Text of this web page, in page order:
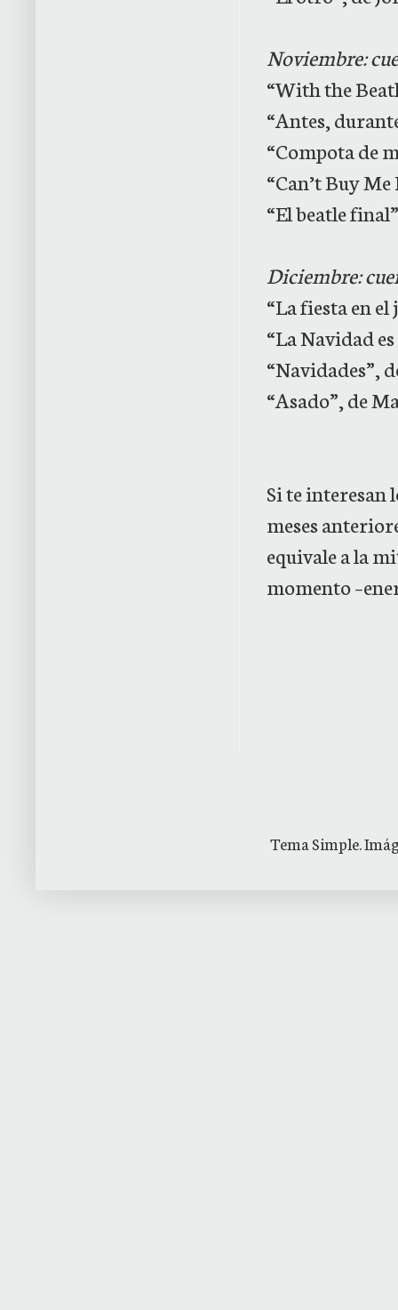
Noviembre:
“With the
“Antes,
“Compota de
“Can’t Buy
“El beatle
Diciembre:
“La fiesta en
“La Navidad
“Navidades”,
“Asado”, de
Si te interesan
meses
equivale a la
momento
Tema Simple.